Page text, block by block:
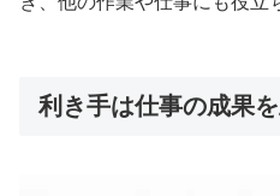
利き手は仕事の成果